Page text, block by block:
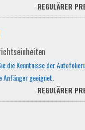
REGULÄRER
die Kenntnisse der
geeignet.
REGULÄRER